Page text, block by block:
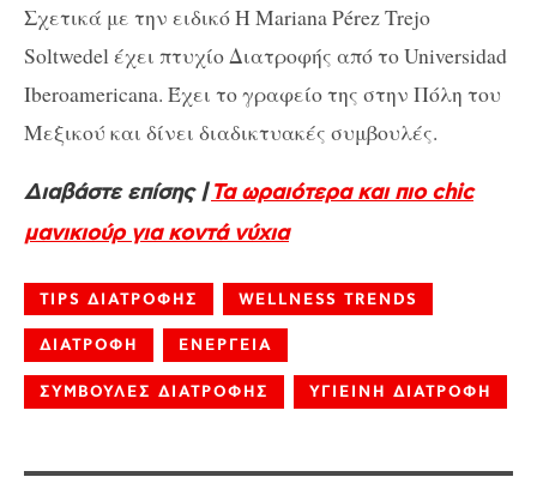
Σχετικά με την ειδικό Η Mariana Pérez Trejo
Soltwedel έχει πτυχίο Διατροφής από το Universidad
Iberoamericana. Έχει το γραφείο της στην Πόλη του
Μεξικού και δίνει διαδικτυακές συμβουλές.
Διαβάστε επίσης |Τα ωραιότερα και πιο chic
μανικιούρ για κοντά νύχια
TIPS ΔΙΑΤΡΟΦΗΣ WELLNESS TRENDS
ΔΙΑΤΡΟΦΗ ΕΝΕΡΓΕΙΑ
ΣΥΜΒΟΥΛΕΣ ΔΙΑΤΡΟΦΗΣ ΥΓΙΕΙΝΗ ΔΙΑΤΡΟΦΗ